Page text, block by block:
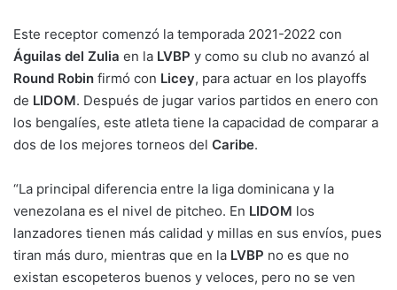
Este receptor comenzó la temporada 2021-2022 con
Águilas del Zulia en la LVBP y como su club no avanzó al
Round Robin firmó con Licey, para actuar en los playoffs
de LIDOM. Después de jugar varios partidos en enero con
los bengalíes, este atleta tiene la capacidad de comparar a
dos de los mejores torneos del Caribe.
“La principal diferencia entre la liga dominicana y la
venezolana es el nivel de pitcheo. En LIDOM los
lanzadores tienen más calidad y millas en sus envíos, pues
tiran más duro, mientras que en la LVBP no es que no
existan escopeteros buenos y veloces, pero no se ven